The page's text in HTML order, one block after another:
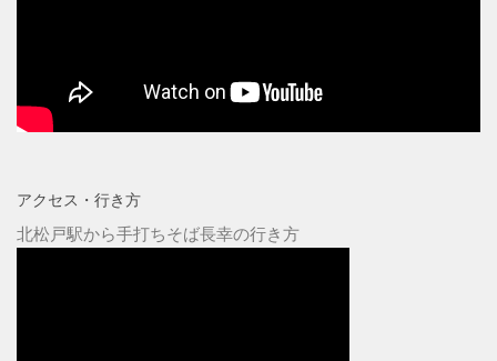
アクセス・行き方
北松戸駅から手打ちそば長幸の行き方